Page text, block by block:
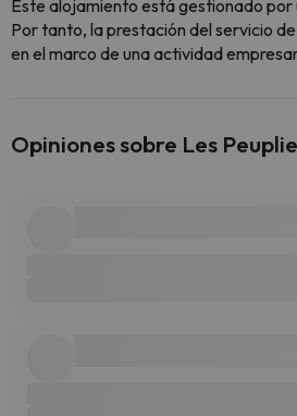
Este alojamiento está gestionado por
Por tanto, la prestación del servicio
en el marco de una actividad
Opiniones sobre Les